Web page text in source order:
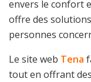
envers le confort
offre des
personnes
Le site web Tena
tout en offrant